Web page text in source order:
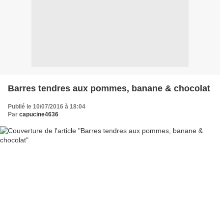
Barres tendres aux pommes, banane & chocolat
Publié le 10/07/2016 à 18:04
Par capucine4636